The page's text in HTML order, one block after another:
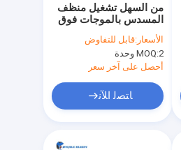
من السهل تشغيل منظف
المسدس بالموجات فوق
سخان مؤقت رقمي
الأسعار:قابل للتفاوض
MOQ:2 وحدة
أحصل على آخر سعر
ﺎﺘﺼﻟ ﺍﻶﻧ